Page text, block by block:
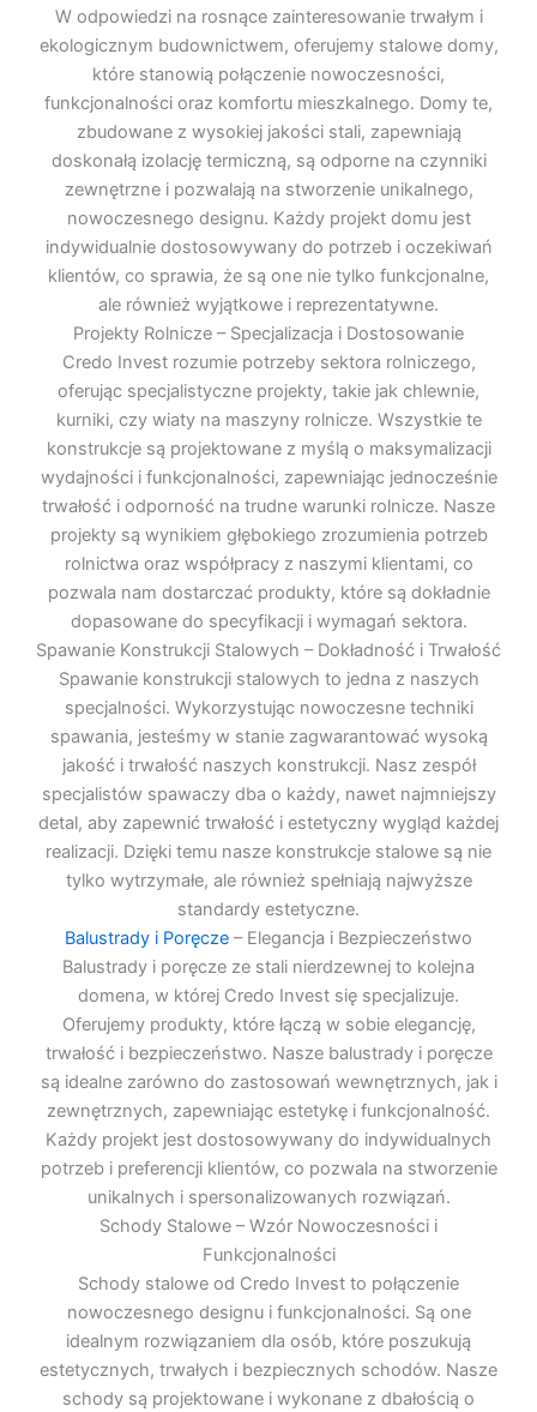
W odpowiedzi na rosnące zainteresowanie trwałym i
ekologicznym budownictwem, oferujemy stalowe domy,
które stanowią połączenie nowoczesności,
funkcjonalności oraz komfortu mieszkalnego. Domy te,
zbudowane z wysokiej jakości stali, zapewniają
doskonałą izolację termiczną, są odporne na czynniki
zewnętrzne i pozwalają na stworzenie unikalnego,
nowoczesnego designu. Każdy projekt domu jest
indywidualnie dostosowywany do potrzeb i oczekiwań
klientów, co sprawia, że są one nie tylko funkcjonalne,
ale również wyjątkowe i reprezentatywne.
Projekty Rolnicze – Specjalizacja i Dostosowanie
Credo Invest rozumie potrzeby sektora rolniczego,
oferując specjalistyczne projekty, takie jak chlewnie,
kurniki, czy wiaty na maszyny rolnicze. Wszystkie te
konstrukcje są projektowane z myślą o maksymalizacji
wydajności i funkcjonalności, zapewniając jednocześnie
trwałość i odporność na trudne warunki rolnicze. Nasze
projekty są wynikiem głębokiego zrozumienia potrzeb
rolnictwa oraz współpracy z naszymi klientami, co
pozwala nam dostarczać produkty, które są dokładnie
dopasowane do specyfikacji i wymagań sektora.
Spawanie Konstrukcji Stalowych – Dokładność i Trwałość
Spawanie konstrukcji stalowych to jedna z naszych
specjalności. Wykorzystując nowoczesne techniki
spawania, jesteśmy w stanie zagwarantować wysoką
jakość i trwałość naszych konstrukcji. Nasz zespół
specjalistów spawaczy dba o każdy, nawet najmniejszy
detal, aby zapewnić trwałość i estetyczny wygląd każdej
realizacji. Dzięki temu nasze konstrukcje stalowe są nie
tylko wytrzymałe, ale również spełniają najwyższe
standardy estetyczne.
Balustrady i Poręcze – Elegancja i Bezpieczeństwo
Balustrady i poręcze ze stali nierdzewnej to kolejna
domena, w której Credo Invest się specjalizuje.
Oferujemy produkty, które łączą w sobie elegancję,
trwałość i bezpieczeństwo. Nasze balustrady i poręcze
są idealne zarówno do zastosowań wewnętrznych, jak i
zewnętrznych, zapewniając estetykę i funkcjonalność.
Każdy projekt jest dostosowywany do indywidualnych
potrzeb i preferencji klientów, co pozwala na stworzenie
unikalnych i spersonalizowanych rozwiązań.
Schody Stalowe – Wzór Nowoczesności i
Funkcjonalności
Schody stalowe od Credo Invest to połączenie
nowoczesnego designu i funkcjonalności. Są one
idealnym rozwiązaniem dla osób, które poszukują
estetycznych, trwałych i bezpiecznych schodów. Nasze
schody są projektowane i wykonane z dbałością o